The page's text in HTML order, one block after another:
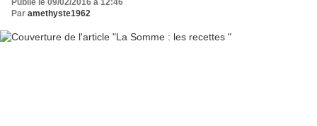
Publié le 09/02/2016 à 12:46
Par amethyste1962